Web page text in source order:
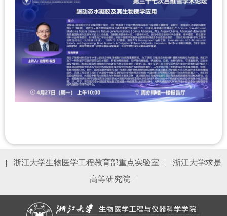
| 浙江大学生物医学工程教育部重点实验室 |
浙江大学求是
高等研究院
|